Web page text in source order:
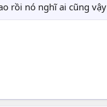
rồi nó nghĩ ai cũng vậy